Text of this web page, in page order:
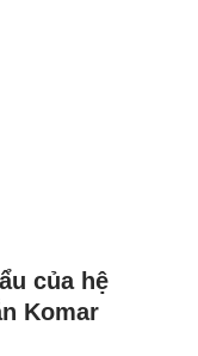
của hệ
Komar